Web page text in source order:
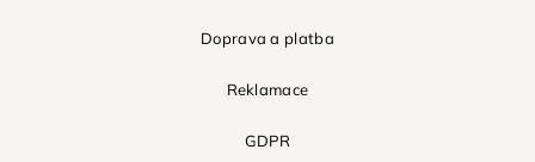
Doprava a platba
Reklamace
GDPR